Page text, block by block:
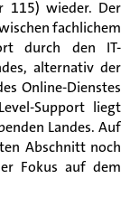
115) wieder. Der
fachlichem
durch den IT-
alternativ der
Online-Dienstes
Support liegt
Landes. Auf
Abschnitt noch
Fokus auf dem